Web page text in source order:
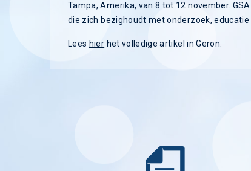
Tampa, Amerika, van 8 tot 12 november.
die zich bezighoudt met onderzoek,
Lees hier het volledige artikel in Geron.